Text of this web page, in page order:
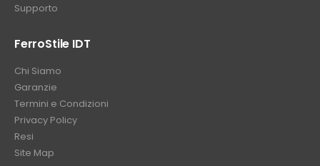
Supporto
FerroStile IDT
Chi Siamo
Garanzie
Termini e Condizioni
Privacy Policy
Resi
Site Map